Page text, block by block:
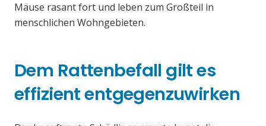
Mäuse rasant fort und leben zum Großteil in
menschlichen Wohngebieten.
Dem Rattenbefall gilt es
effizient entgegenzuwirken